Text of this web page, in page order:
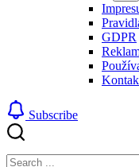
GDPR
Subscribe
Search